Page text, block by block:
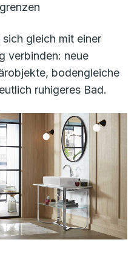
gleich mit einer
verbinden: neue
bodengleiche
ruhigeres Bad.